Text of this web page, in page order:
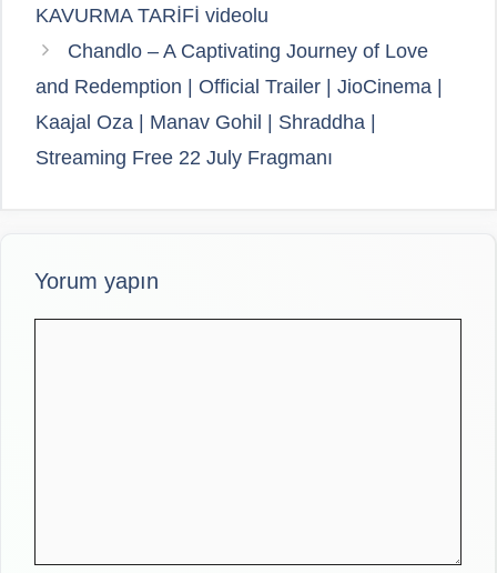
KAVURMA TARİFİ videolu
Chandlo – A Captivating Journey of Love
and Redemption | Official Trailer | JioCinema |
Kaajal Oza | Manav Gohil | Shraddha |
Streaming Free 22 July Fragmanı
Yorum yapın